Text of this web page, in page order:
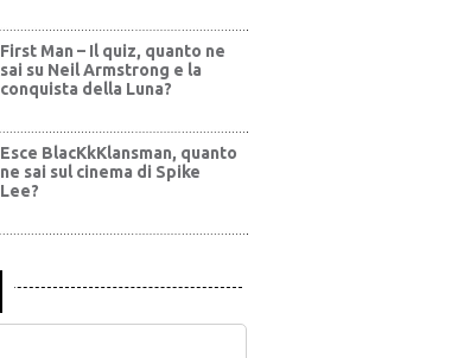
First Man – Il quiz, quanto ne
sai su Neil Armstrong e la
conquista della Luna?
Esce BlacKkKlansman, quanto
ne sai sul cinema di Spike
Lee?